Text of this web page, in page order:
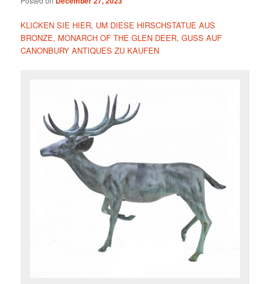
KLICKEN SIE HIER, UM DIESE HIRSCHSTATUE AUS
BRONZE, MONARCH OF THE GLEN DEER, GUSS AUF
CANONBURY ANTIQUES ZU KAUFEN